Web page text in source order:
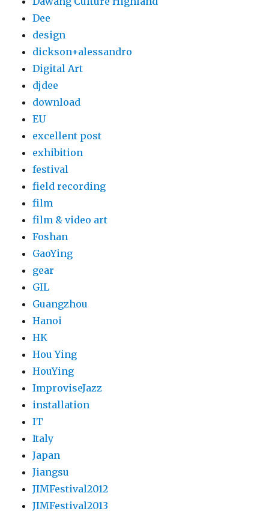
Dee
design
dickson+alessandro
Digital Art
djdee
download
EU
excellent post
exhibition
festival
field recording
film
film & video art
Foshan
GaoYing
gear
GIL
Guangzhou
Hanoi
HK
Hou Ying
HouYing
ImproviseJazz
installation
IT
Italy
Japan
Jiangsu
JIMFestival2012
JIMFestival2013